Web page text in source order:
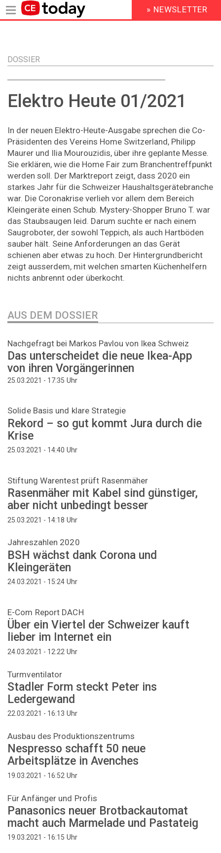
Inhalt
HEADER
MENU
» NEWSLETTER
DOSSIER
Elektro Heute 01/2021
In der neuen Elektro-Heute-Ausgabe sprechen die Co-
Präsidenten des Vereins Home Switzerland, Philipp
Maurer und Ilia Mourouzidis, über ihre geplante Messe.
Sie erklären, wie die Home Fair zum Branchentreffpunkt
werden soll. Der Marktreport zeigt, dass 2020 ein
starkes Jahr für die Schweizer Haushaltsgerätebranche
war. Die Coronakrise verlieh vor allem dem Bereich
Kleingeräte einen Schub. Mystery-Shopper Bruno T. war
das Staubsaugen leid. Darum suchte er nach einem
Saugroboter, der sowohl Teppich, als auch Hartböden
sauber hält. Seine Anforderungen an das Gerät
schienen aber etwas zu hoch. Der Hintergrundbericht
zeigt ausserdem, mit welchen smarten Küchenhelfern
nichts anbrennt oder überkocht.
AUS DEM DOSSIER
Nachgefragt bei Markos Pavlou von Ikea Schweiz
Das unterscheidet die neue Ikea-App
von ihren Vorgängerinnen
25.03.2021 - 17:35 Uhr
Solide Basis und klare Strategie
Rekord – so gut kommt Jura durch die
Krise
25.03.2021 - 14:40 Uhr
Stiftung Warentest prüft Rasenmäher
Rasenmäher mit Kabel sind günstiger,
aber nicht unbedingt besser
25.03.2021 - 14:18 Uhr
Jahreszahlen 2020
BSH wächst dank Corona und
Kleingeräten
24.03.2021 - 15:24 Uhr
E-Com Report DACH
Über ein Viertel der Schweizer kauft
lieber im Internet ein
24.03.2021 - 12:22 Uhr
Turmventilator
Stadler Form steckt Peter ins
Ledergewand
22.03.2021 - 16:13 Uhr
Ausbau des Produktionszentrums
Nespresso schafft 50 neue
Arbeitsplätze in Avenches
19.03.2021 - 16:52 Uhr
Für Anfänger und Profis
Panasonics neuer Brotbackautomat
macht auch Marmelade und Pastateig
19.03.2021 - 16:15 Uhr